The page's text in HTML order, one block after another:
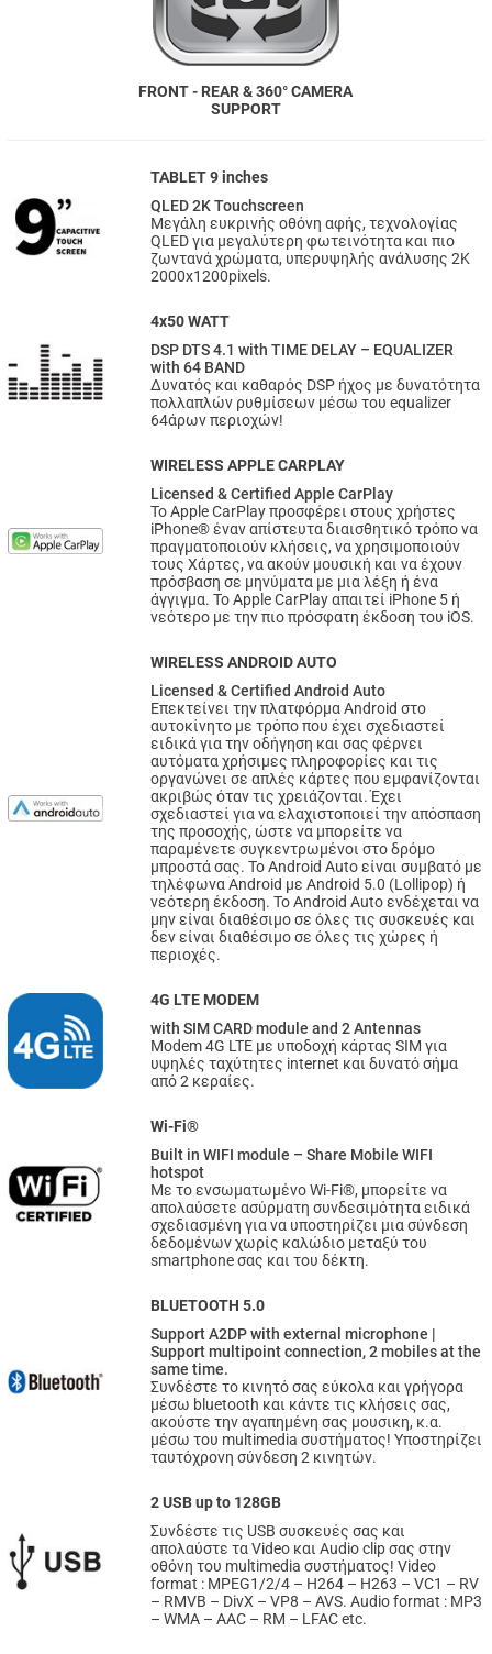
FRONT - REAR & 360° CAMERA
SUPPORT
TABLET 9 inches
QLED 2K Touchscreen
Μεγάλη ευκρινής οθόνη αφής, τεχνολογίας
QLED για μεγαλύτερη φωτεινότητα και πιο
ζωντανά χρώματα, υπερυψηλής ανάλυσης 2Κ
2000x1200pixels.
4x50 WATT
DSP DTS 4.1 with TIME DELAY – EQUALIZER
with 64 BAND
Δυνατός και καθαρός DSP ήχος με δυνατότητα
πολλαπλών ρυθμίσεων μέσω του equalizer
64άρων περιοχών!
WIRELESS APPLE CARPLAY
Licensed & Certified Apple CarPlay
Το Apple CarPlay προσφέρει στους χρήστες
iPhone® έναν απίστευτα διαισθητικό τρόπο να
πραγματοποιούν κλήσεις, να χρησιμοποιούν
τους Χάρτες, να ακούν μουσική και να έχουν
πρόσβαση σε μηνύματα με μια λέξη ή ένα
άγγιγμα. Το Apple CarPlay απαιτεί iPhone 5 ή
νεότερο με την πιο πρόσφατη έκδοση του iOS.
WIRELESS ANDROID AUTO
Licensed & Certified Android Auto
Επεκτείνει την πλατφόρμα Android στο
αυτοκίνητο με τρόπο που έχει σχεδιαστεί
ειδικά για την οδήγηση και σας φέρνει
αυτόματα χρήσιμες πληροφορίες και τις
οργανώνει σε απλές κάρτες που εμφανίζονται
ακριβώς όταν τις χρειάζονται. Έχει
σχεδιαστεί για να ελαχιστοποιεί την απόσπαση
της προσοχής, ώστε να μπορείτε να
παραμένετε συγκεντρωμένοι στο δρόμο
μπροστά σας. Το Android Auto είναι συμβατό με
τηλέφωνα Android με Android 5.0 (Lollipop) ή
νεότερη έκδοση. Το Android Auto ενδέχεται να
μην είναι διαθέσιμο σε όλες τις συσκευές και
δεν είναι διαθέσιμο σε όλες τις χώρες ή
περιοχές.
4G LTE MODEM
with SIM CARD module and 2 Antennas
Modem 4G LTE με υποδοχή κάρτας SIM για
υψηλές ταχύτητες internet και δυνατό σήμα
από 2 κεραίες.
Wi-Fi®
Built in WIFI module – Share Mobile WIFI
hotspot
Με το ενσωματωμένο Wi-Fi®, μπορείτε να
απολαύσετε ασύρματη συνδεσιμότητα ειδικά
σχεδιασμένη για να υποστηρίζει μια σύνδεση
δεδομένων χωρίς καλώδιο μεταξύ του
smartphone σας και του δέκτη.
BLUETOOTH 5.0
Support A2DP with external microphone |
Support multipoint connection, 2 mobiles at the
same time.
Συνδέστε το κινητό σας εύκολα και γρήγορα
μέσω bluetooth και κάντε τις κλήσεις σας,
ακούστε την αγαπημένη σας μουσικη, κ.α.
μέσω του multimedia συστήματος! Υποστηρίζει
ταυτόχρονη σύνδεση 2 κινητών.
2 USB up to 128GB
Συνδέστε τις USB συσκευές σας και
απολαύστε τα Video και Audio clip σας στην
οθόνη του multimedia συστήματος! Video
format : MPEG1/2/4 – H264 – H263 – VC1 – RV
– RMVB – DivX – VP8 – AVS. Audio format : MP3
– WMA – AAC – RM – LFAC etc.